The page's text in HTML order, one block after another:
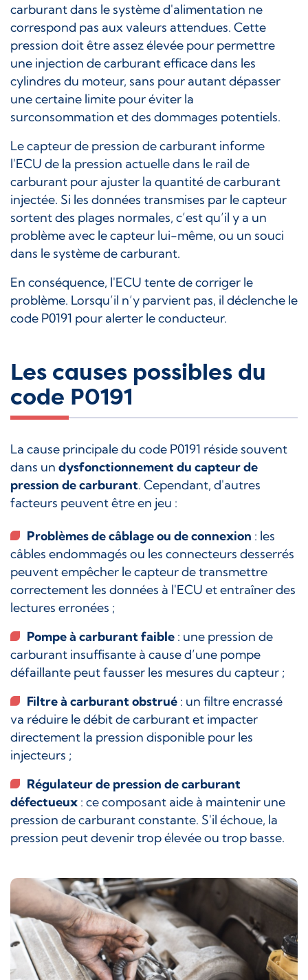
carburant dans le système d'alimentation ne
correspond pas aux valeurs attendues. Cette
pression doit être assez élevée pour permettre
une injection de carburant efficace dans les
cylindres du moteur, sans pour autant dépasser
une certaine limite pour éviter la
surconsommation et des dommages potentiels.
Le capteur de pression de carburant informe
l'ECU de la pression actuelle dans le rail de
carburant pour ajuster la quantité de carburant
injectée. Si les données transmises par le capteur
sortent des plages normales, c’est qu’il y a un
problème avec le capteur lui-même, ou un souci
dans le système de carburant.
En conséquence, l'ECU tente de corriger le
problème. Lorsqu’il n’y parvient pas, il déclenche le
code P0191 pour alerter le conducteur.
Les causes possibles du
code P0191
La cause principale du code P0191 réside souvent
dans un dysfonctionnement du capteur de
pression de carburant. Cependant, d'autres
facteurs peuvent être en jeu :
Problèmes de câblage ou de connexion : les
câbles endommagés ou les connecteurs desserrés
peuvent empêcher le capteur de transmettre
correctement les données à l'ECU et entraîner des
lectures erronées ;
Pompe à carburant faible : une pression de
carburant insuffisante à cause d’une pompe
défaillante peut fausser les mesures du capteur ;
Filtre à carburant obstrué : un filtre encrassé
va réduire le débit de carburant et impacter
directement la pression disponible pour les
injecteurs ;
Régulateur de pression de carburant
défectueux : ce composant aide à maintenir une
pression de carburant constante. S'il échoue, la
pression peut devenir trop élevée ou trop basse.